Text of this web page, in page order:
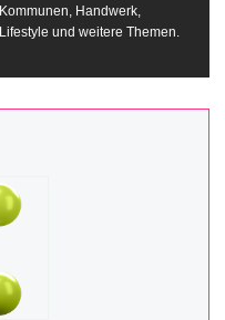
Kommunen, Handwerk,
Lifestyle und weitere Themen.